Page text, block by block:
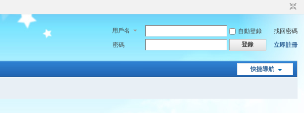
用戶名 自動登錄
找回密碼
密碼
登錄 立即註冊
快捷導航